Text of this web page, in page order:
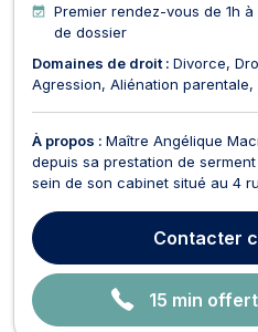
Premier rendez-vous de 1h
de dossier
Domaines de droit : Divorce
Agression Aliénation parentale
À propos : Maître Angélique
depuis sa prestation de
sein de son cabinet situé au 4
Maître Angélique Macrel exerce
famille ainsi que dans tous ses
Contacter
15 min